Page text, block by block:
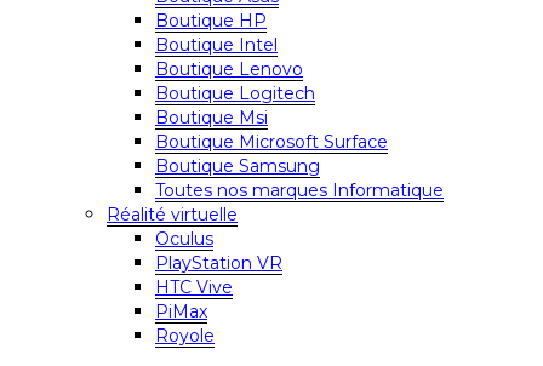
Boutique HP
Boutique Intel
Boutique Lenovo
Boutique Logitech
Boutique Msi
Boutique Microsoft Surface
Boutique Samsung
Toutes nos marques Informatique
Réalité virtuelle
Oculus
PlayStation VR
HTC Vive
PiMax
Royole